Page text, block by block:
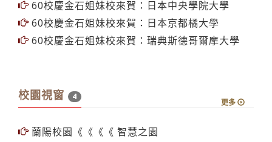
60校慶金石姐妹校來賀：日本中央學院大學
60校慶金石姐妹校來賀：日本京都橘大學
60校慶金石姐妹校來賀：瑞典斯德哥爾摩大學
校園視窗 4
更多
蘭陽校園《《《《 智慧之園